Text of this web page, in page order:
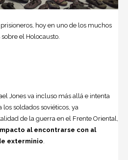
hoy en uno de los muchos
el Holocausto.
Jones va incluso más allá e intenta
soldados soviéticos, ya
de la guerra en el Frente Oriental,
al encontrarse con al
exterminio